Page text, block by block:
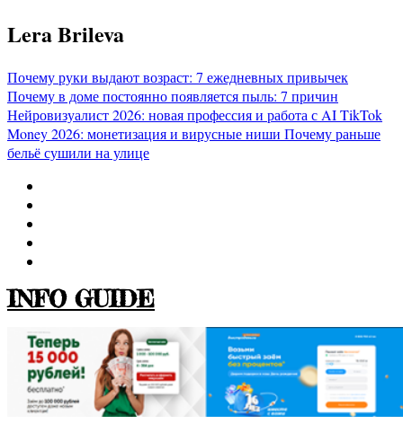
Перейти
к
Lera Brileva
Почему руки выдают возраст: 7 ежедневных привычек
Почему в доме постоянно появляется пыль: 7 причин
Нейровизуалист 2026: новая профессия и работа с AITikTok
Money 2026: монетизация и вирусные ниши Почему раньше
бельё сушили на улице
INFO GUIDE